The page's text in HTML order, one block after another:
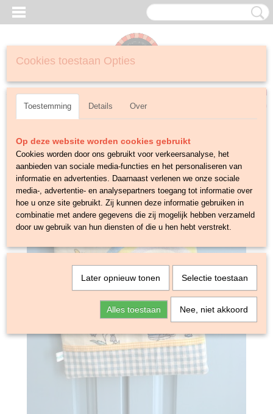
Inloggen Registreren
Cookies toestaan Opties
Toestemming Details Over
Op deze website worden cookies gebruikt
Cookies worden door ons gebruikt voor verkeersanalyse, het
aanbieden van sociale media-functies en het personaliseren van
informatie en advertenties. Daarnaast verlenen we onze sociale
media-, advertentie- en analysepartners toegang tot informatie over
hoe u onze site gebruikt. Zij kunnen deze informatie gebruiken in
combinatie met andere gegevens die zij mogelijk hebben verzameld
door uw gebruik van hun diensten of die u hen hebt verstrekt.
Later opnieuw tonen Selectie toestaan
Alles toestaan Nee, niet akkoord